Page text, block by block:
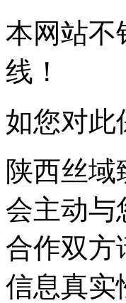
本网站不
线！
如您对此
陕西丝
会主动与
合作双方
信息真实